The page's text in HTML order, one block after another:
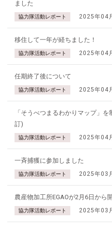
ました
協力隊活動レポート 2025年04
移住して一年が経ちました！
協力隊活動レポート 2025年04
任期終了後について
協力隊活動レポート 2025年04
「そうべつまるわかりマップ」
訂)
協力隊活動レポート 2025年04
一斉捕獲に参加しました
協力隊活動レポート 2025年03
農産物加工所EGAOが2月6日から
協力隊活動レポート 2025年03